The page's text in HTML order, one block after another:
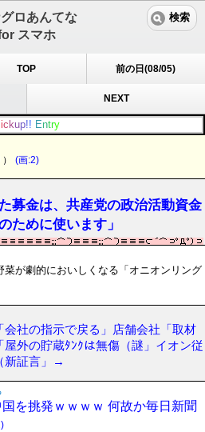
ロあんてな
スマホ
検索
TOP 前の日(08/05)
NEXT
ic kup!! Entry
(画:2)
募金は、共産党の政治活動資金
ために使います」
菜が劇的においしくなる「オニオンリング
会社の指示で戻る」店舗会社「取材
外の貯蔵ﾀﾝｸは無傷（謎」イオン従
新証言」→
を挑発ｗｗｗｗ 何故か毎日新聞